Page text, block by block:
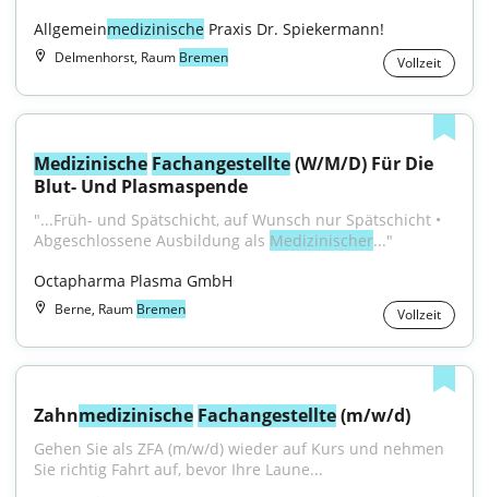
Allgemeinmedizinische Praxis Dr. Spiekermann!
Delmenhorst, Raum Bremen Vollzeit
Medizinische Fachangestellte (W/M/D) Für Die
Blut- Und Plasmaspende
"...Früh- und Spätschicht, auf Wunsch nur Spätschicht •
Abgeschlossene Ausbildung als Medizinischer..."
Octapharma Plasma GmbH
Berne, Raum Bremen Vollzeit
Zahnmedizinische Fachangestellte (m/w/d)
Gehen Sie als ZFA (m/w/d) wieder auf Kurs und nehmen
Sie richtig Fahrt auf, bevor Ihre Laune...